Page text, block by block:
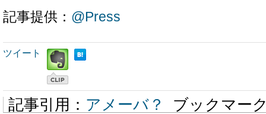
記事提供： @Press
ツイート
記事引用： アメーバ？ ブックマー